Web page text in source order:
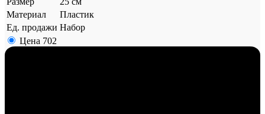
Материал
Пластик
Ед. продажи Набор
Цена 702